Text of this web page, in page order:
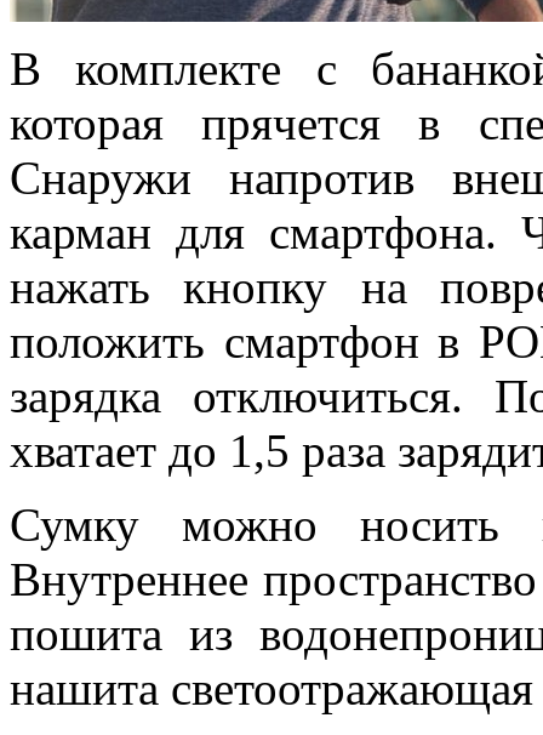
В комплекте с
которая прячется в
Снаружи напротив
карман для смартфона.
нажать кнопку на
положить смартфон в
зарядка отключиться.
хватает до 1,5 раза
Сумку можно носить
Внутреннее
пошита из
нашита светоотражающая